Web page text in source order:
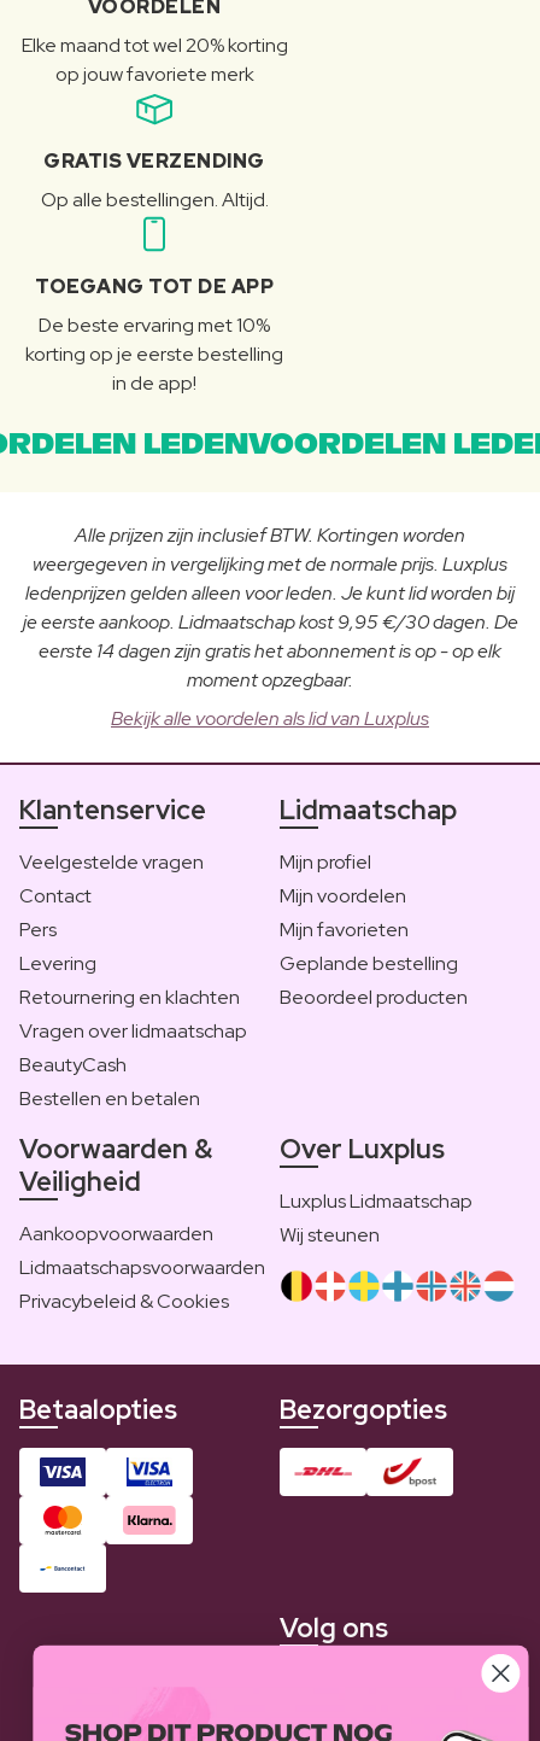
VOORDELEN
Elke maand tot wel 20% korting
op jouw favoriete merk
GRATIS VERZENDING
Op alle bestellingen. Altijd.
TOEGANG TOT DE APP
De beste ervaring met 10%
korting op je eerste bestelling
in de app!
LEDENVOORDELEN
Alle prijzen zijn inclusief BTW. Kortingen worden
weergegeven in vergelijking met de normale prijs. Luxplus
ledenprijzen gelden alleen voor leden. Je kunt lid worden bij
je eerste aankoop. Lidmaatschap kost 9,95 €/30 dagen. De
eerste 14 dagen zijn gratis het abonnement is op - op elk
moment opzegbaar.
Bekijk alle voordelen als lid van Luxplus
Klantenservice
Veelgestelde vragen
Contact
Pers
Levering
Retournering en klachten
Vragen over lidmaatschap
BeautyCash
Bestellen en betalen
Lidmaatschap
Mijn profiel
Mijn voordelen
Mijn favorieten
Geplande bestelling
Beoordeel producten
Voorwaarden &
Veiligheid
Aankoopvoorwaarden
Lidmaatschapsvoorwaarden
Privacybeleid & Cookies
Over Luxplus
Luxplus Lidmaatschap
Wij steunen
Betaalopties Bezorgopties
Volg ons